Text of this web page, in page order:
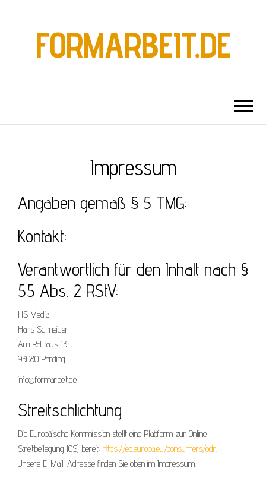
FORMARBEIT.DE
Impressum
Angaben gemäß § 5 TMG:
Kontakt:
Verantwortlich für den Inhalt nach §
55 Abs. 2 RStV:
HS Media
Hans Schneider
Am Rathaus 13
93080 Pentling
info@formarbeit.de
Streitschlichtung
Die Europäische Kommission stellt eine Plattform zur Online-
Streitbeilegung (OS) bereit: https://ec.europa.eu/consumers/odr.
Unsere E-Mail-Adresse finden Sie oben im Impressum.